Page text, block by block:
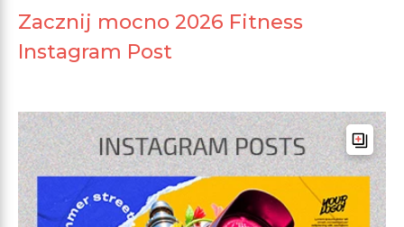
Zacznij mocno 2026 Fitness
Instagram Post